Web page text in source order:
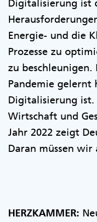
Digitalisierung ist
Energie- und die
Prozesse zu
zu beschleunigen.
Pandemie
Digitalisierung
Wirtschaft und
Jahr 2022 zeigt
Daran müssen
HERZKAMMER: